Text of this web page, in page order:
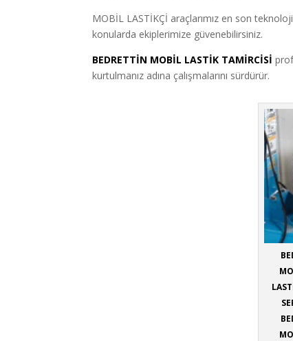
MOBİL LASTİKÇİ araçlarımız en son
konularda ekiplerimize güvenebilirsiniz.
BEDRETTİN MOBİL LASTİK TAMİRCİSİ
kurtulmanız adına çalışmalarını sürdürür.